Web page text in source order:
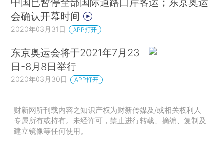
会确认开幕时间
2020年03月31日 APP打开
东京奥运会将于2021年7月23
日-8月8日举行
2020年03月30日 APP打开
财新网所刊载内容之知识产权为财新传媒及/或相关权利人
专属所有或持有。未经许可，禁止进行转载、摘编、复制及
建立镜像等任何使用。